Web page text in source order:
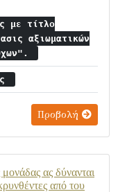
με τίτλο
αξιωματικών
Προβολή
ας δύνανται
από του